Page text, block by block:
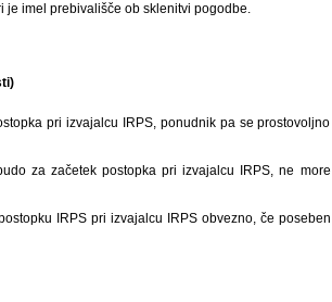
je imel prebivališče ob sklenitvi pogodbe.
pri izvajalcu IRPS, ponudnik pa se prostovoljno
za začetek postopka pri izvajalcu IRPS, ne more
IRPS pri izvajalcu IRPS obvezno, če poseben